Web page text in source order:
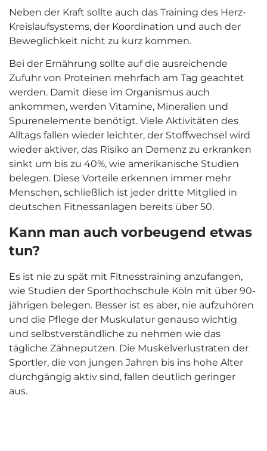
Neben der Kraft sollte auch das Training des Herz-
Kreislaufsystems, der Koordination und auch der
Beweglichkeit nicht zu kurz kommen.
Bei der Ernährung sollte auf die ausreichende
Zufuhr von Proteinen mehrfach am Tag geachtet
werden. Damit diese im Organismus auch
ankommen, werden Vitamine, Mineralien und
Spurenelemente benötigt. Viele Aktivitäten des
Alltags fallen wieder leichter, der Stoffwechsel wird
wieder aktiver, das Risiko an Demenz zu erkranken
sinkt um bis zu 40%, wie amerikanische Studien
belegen. Diese Vorteile erkennen immer mehr
Menschen, schließlich ist jeder dritte Mitglied in
deutschen Fitnessanlagen bereits über 50.
Kann man auch vorbeugend etwas
tun?
Es ist nie zu spät mit Fitnesstraining anzufangen,
wie Studien der Sporthochschule Köln mit über 90-
jährigen belegen. Besser ist es aber, nie aufzuhören
und die Pflege der Muskulatur genauso wichtig
und selbstverständliche zu nehmen wie das
tägliche Zähneputzen. Die Muskelverlustraten der
Sportler, die von jungen Jahren bis ins hohe Alter
durchgängig aktiv sind, fallen deutlich geringer
aus.